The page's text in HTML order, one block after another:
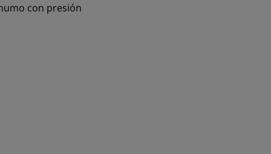
con presión